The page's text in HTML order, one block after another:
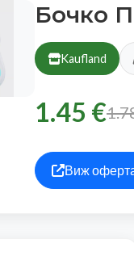
Бочко
Kaufland
1.45 €
Виж